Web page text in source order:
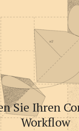
dass der
kennzeichnet wird.
das den
Datenpunkt mit
identifiziert.
Sie Ihren
Workflow